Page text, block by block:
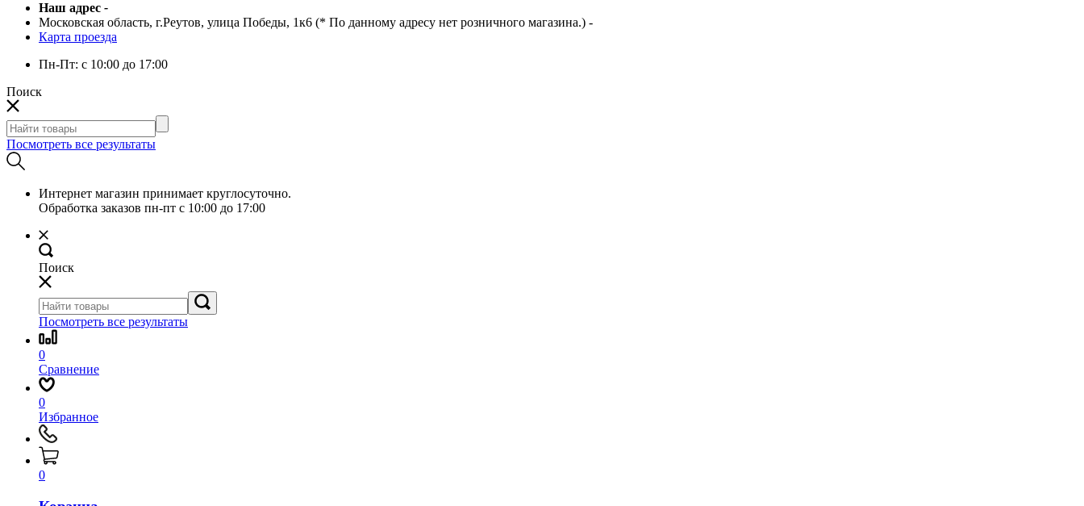
Наш адрес -
Московская область, г.Реутов, улица Победы, 1к6 (* По данному адресу нет розничного магазина.) -
Карта проезда
Пн-Пт: с 10:00 до 17:00
Поиск
Посмотреть все результаты
Интернет магазин принимает круглосуточно.
Обработка заказов пн-пт с 10:00 до 17:00
Поиск
Посмотреть все результаты
0
Сравнение
0
Избранное
0